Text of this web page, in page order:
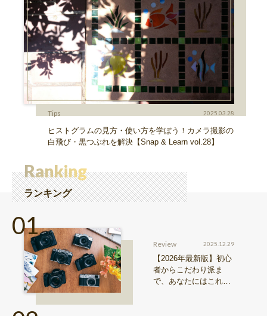
Tips 2025.03.28
ヒストグラムの見方・使い方を学ぼう！カメラ撮影の
白飛び・黒つぶれを解決【Snap & Learn vol.28】
Ranking
ランキング
Review 2025.12.29
【2026年最新版】初心
者からこだわり派ま
で、あなたにはこれが